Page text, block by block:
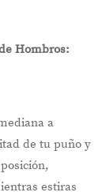
Hombros:
a
de tu puño y
estiras